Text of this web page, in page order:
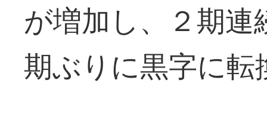
が増加し、２期
期ぶりに黒字に転